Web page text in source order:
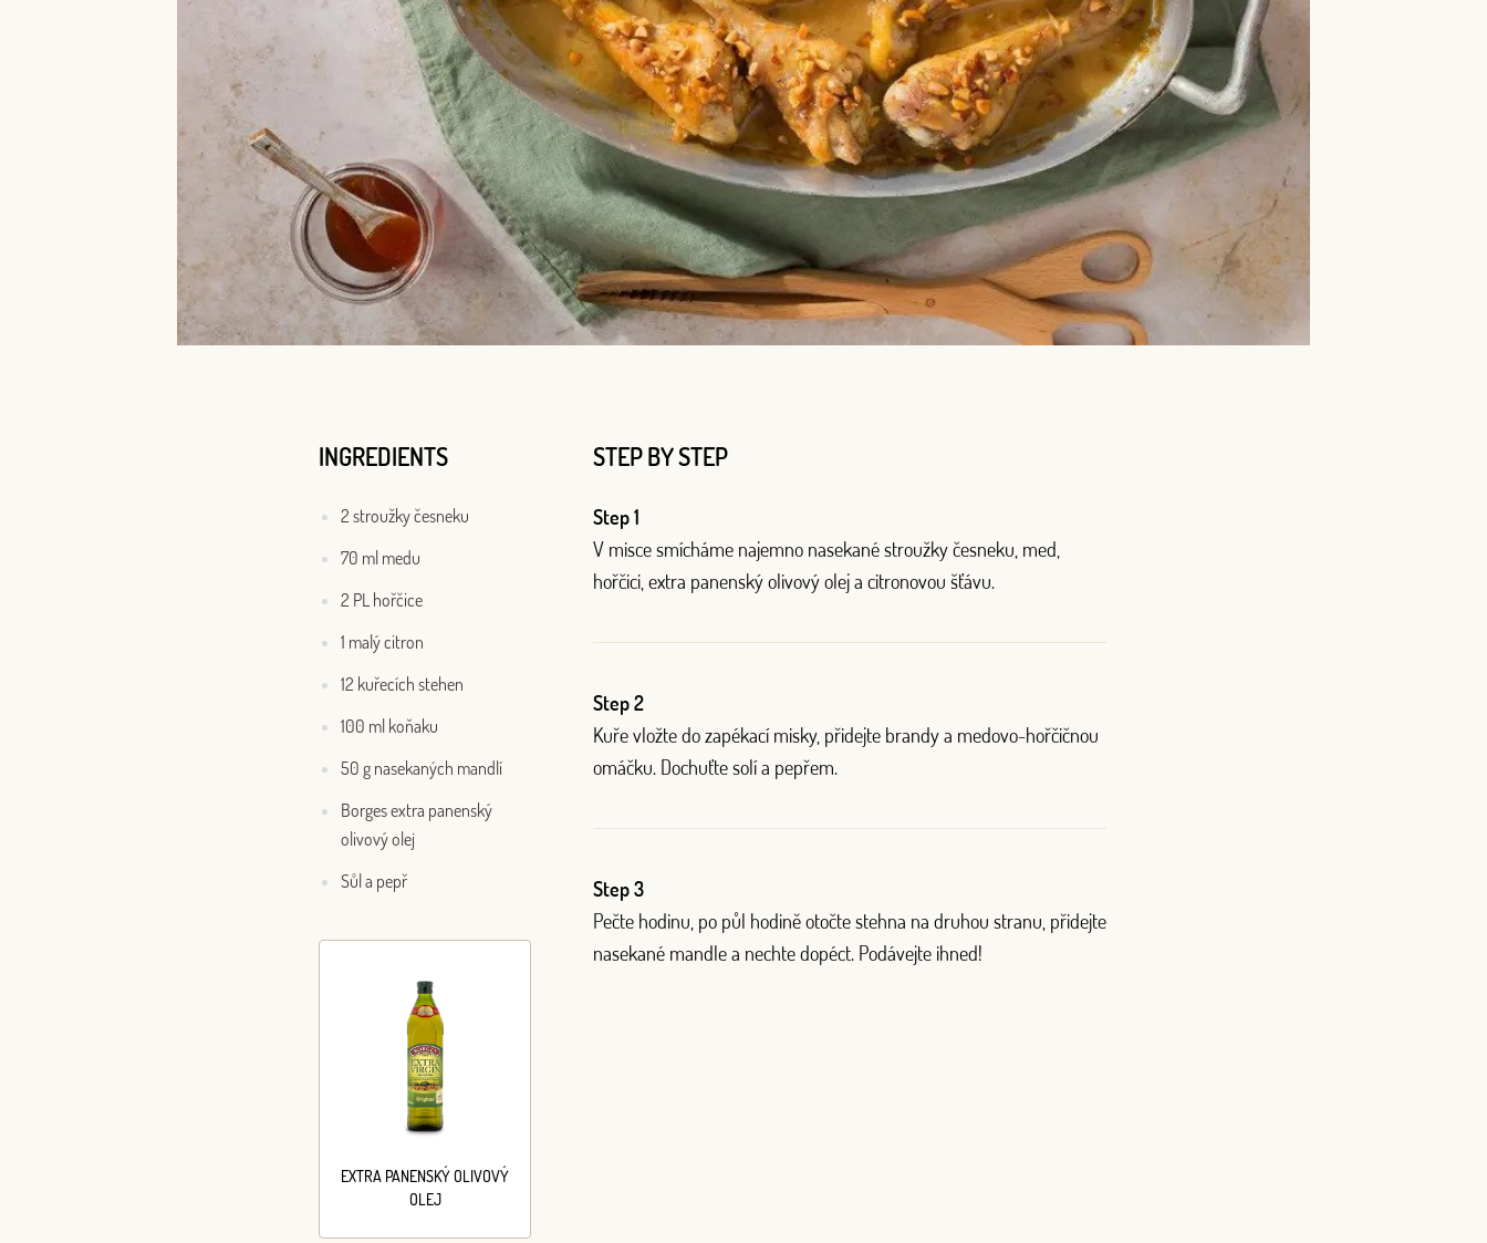
INGREDIENTS
2 stroužky česneku
70 ml medu
2 PL hořčice
1 malý citron
12 kuřecích stehen
100 ml koňaku
50 g nasekaných mandlí
Borges extra panenský
olivový olej
Sůl a pepř
EXTRA PANENSKÝ OLIVOVÝ
OLEJ
STEP BY STEP
Step 1
V misce smícháme najemno nasekané stroužky česneku, med,
hořčici, extra panenský olivový olej a citronovou šťávu.
Step 2
Kuře vložte do zapékací misky, přidejte brandy a medovo-hořčičnou
omáčku. Dochuťte solí a pepřem.
Step 3
Pečte hodinu, po půl hodině otočte stehna na druhou stranu, přidejte
nasekané mandle a nechte dopéct. Podávejte ihned!
OR WITH YOUR EMAIL ADDRESS